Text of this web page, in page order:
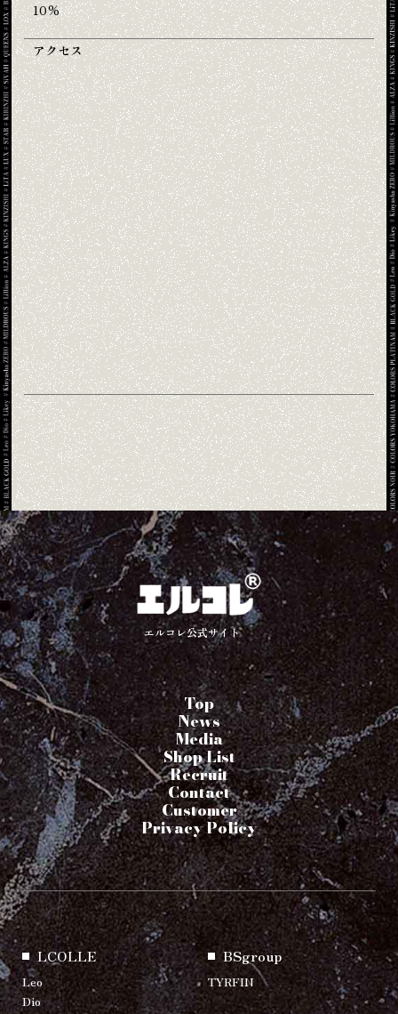
10%
アクセス
エルコレ公式サイト
Top
News
Media
Shop List
Recruit
Contact
Customer
Privacy Policy
LCOLLE
Leo
Dio
BSgroup
TYRFIN